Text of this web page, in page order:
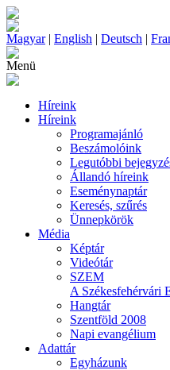
Magyar| English | Deutsch |
Menü
Híreink
Híreink
Programajánló
Beszámolóink
Legutóbbi
Állandó híreink
Eseménynaptár
Keresés, szűrés
Ünnepkörök
Média
Képtár
Videótár
SZEM
A Székesfehérvári
Hangtár
Szentföld 2008
Napi evangélium
Adattár
Egyházunk